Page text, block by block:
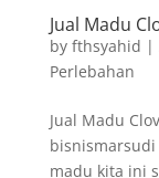
Jual Madu
by fthsyahid |
Perlebahan
Jual Madu
madu kita ini